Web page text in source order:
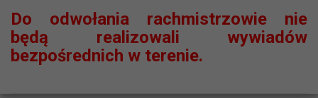
Do odwołania rachmistrzowie nie
będą realizowali wywiadów
bezpośrednich w terenie.